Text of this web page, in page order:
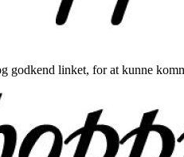
godkend linket, for at kunne